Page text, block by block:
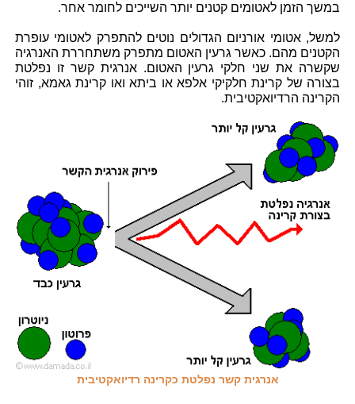
במשך הזמן לאטומים קטנים יותר השייכים לחומר אחר.
למשל, אטומי אורניום הגדולים נוטים להתפרק לאטומי עופרת
הקטנים מהם. כאשר גרעין האטום מתפרק משתחררת האנרגיה
שקשרה את שני חלקי גרעין האטום. אנרגית קשר זו נפלטת
בצורה של קרינת חלקיקי אלפא או ביתא ואו קרינת גאמא, זוהי
הקרינה הרדיואקטיבית.
אנרגית קשר נפלטת כקרינה רדיואקטיבית